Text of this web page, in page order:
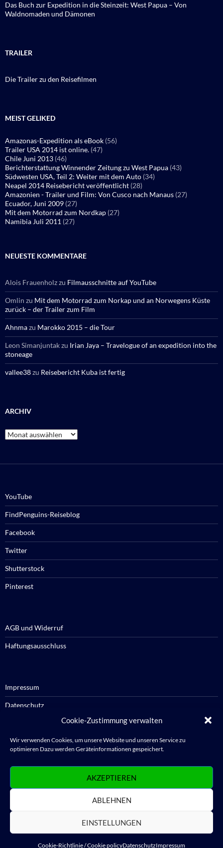
Cookie-Zustimmung verwalten
Wir verwenden Cookies, um unsere Website und unseren Service zu
optimieren Dazu werden Geräteinformationen gespeichert.
AKZEPTIEREN
ABLEHNEN
EINSTELLUNGEN
Cookie-Richtlinie / Cookie policyDatenschutzImpressum
Das Buch zur Expedition in die Steinzeit: West Papua – Von
Waldnomaden und Dämonen
TRAILER
Die Trailer zu den Reisefilmen
MEIST GELIKED
Amazonas-Expedition als eBook (56)
Trailer USA 2014 ist online. (47)
Chile Juni 2013 (46)
Berichterstattung Winnender Zeitung zu West Papua (43)
Südwesten USA, Teil 2: Weiter mit dem Auto (34)
Neapel 2014 Reisebericht veröffentlicht (28)
Amazonien - Trailer und Film: Von Cusco nach Manaus (27)
Ecuador, Juni 2009 (27)
Mit dem Motorrad zum Nordkap (27)
Namibia Juli 2011 (27)
NEUESTE KOMMENTARE
Alois Frauenholzzu Filmausschnitte auf YouTube
Omlin zu Mit dem Motorrad zum Norkap und an Norwegens Küste
zurück – der Trailer zum Film
Ahnmazu Marokko 2015 – die Tour
Leon Simanjuntakzu Irian Jaya – Travelogue of an expedition into the
stoneage
vallee38zu Reisebericht Kuba ist fertig
ARCHIV
Archiv
YouTube
FindPenguins-Reiseblog
Facebook
Twitter
Shutterstock
Pinterest
AGB und Widerruf
Haftungsausschluss
Impressum
Datenschutz
Cookie-Richtlinie / Cookie policy
Anmelden
Datenschutz Stolz präsentiert von WordPress